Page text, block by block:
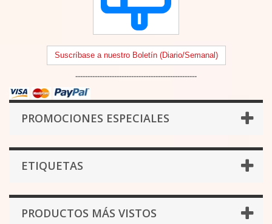
Suscríbase a nuestro Boletín (Diario/Semanal)
--------------------------------------------------
PROMOCIONES ESPECIALES
ETIQUETAS
PRODUCTOS MÁS VISTOS